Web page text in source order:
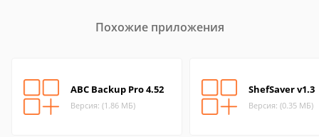
Похожие приложения
ABC Backup Pro 4.52
Версия: (1.86 МБ)
ShefSaver v1.3
Версия: (0.35 МБ)